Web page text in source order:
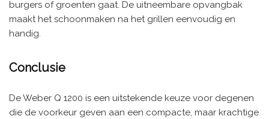
burgers of groenten gaat. De uitneembare opvangbak
maakt het schoonmaken na het grillen eenvoudig en
handig.
Conclusie
De Weber Q 1200 is een uitstekende keuze voor degenen
die de voorkeur geven aan een compacte, maar krachtige